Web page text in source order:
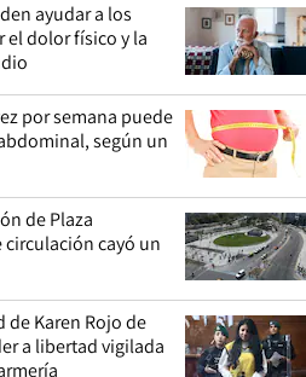
ayudar a los
el dolor físico y la
por semana puede
según un
de Plaza
cayó un
Karen Rojo de
a libertad vigilada